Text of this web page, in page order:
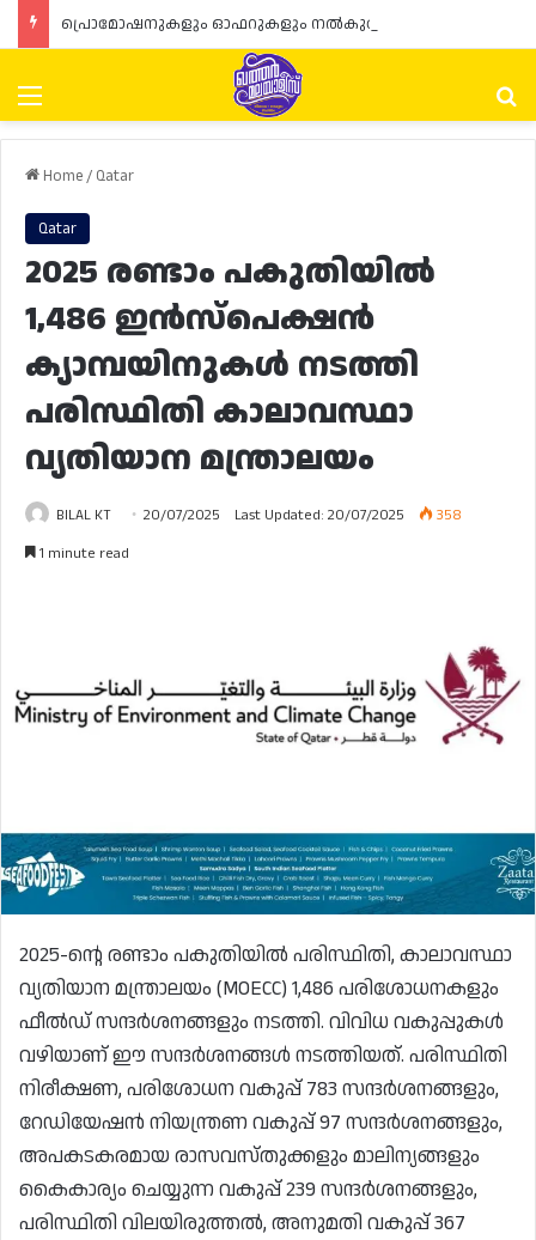
Menu
Home/ Qatar
Qatar
2025 രണ്ടാം പകുതിയിൽ
1,486 ഇൻസ്‌പെക്ഷൻ
ക്യാമ്പയിനുകൾ നടത്തി
പരിസ്ഥിതി കാലാവസ്ഥാ
വ്യതിയാന മന്ത്രാലയം
BILAL KT 20/07/2025 Last Updated: 20/07/2025
358
1 minute read
2025-ന്റെ രണ്ടാം പകുതിയിൽ പരിസ്ഥിതി, കാലാവസ്ഥാ
വ്യതിയാന മന്ത്രാലയം (MOECC) 1,486 പരിശോധനകളും
ഫീൽഡ് സന്ദർശനങ്ങളും നടത്തി. വിവിധ വകുപ്പുകൾ
വഴിയാണ് ഈ സന്ദർശനങ്ങൾ നടത്തിയത്. പരിസ്ഥിതി
നിരീക്ഷണ, പരിശോധന വകുപ്പ് 783 സന്ദർശനങ്ങളും,
റേഡിയേഷൻ നിയന്ത്രണ വകുപ്പ് 97 സന്ദർശനങ്ങളും,
അപകടകരമായ രാസവസ്തുക്കളും മാലിന്യങ്ങളും
കൈകാര്യം ചെയ്യുന്ന വകുപ്പ് 239 സന്ദർശനങ്ങളും,
പരിസ്ഥിതി വിലയിരുത്തൽ, അനുമതി വകുപ്പ് 367